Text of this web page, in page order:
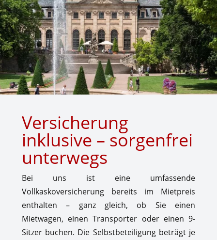
Versicherung
inklusive – sorgenfrei
unterwegs
Bei uns ist eine umfassende
Vollkaskoversicherung bereits im Mietpreis
enthalten – ganz gleich, ob Sie einen
Mietwagen, einen Transporter oder einen 9-
Sitzer buchen. Die Selbstbeteiligung beträgt je